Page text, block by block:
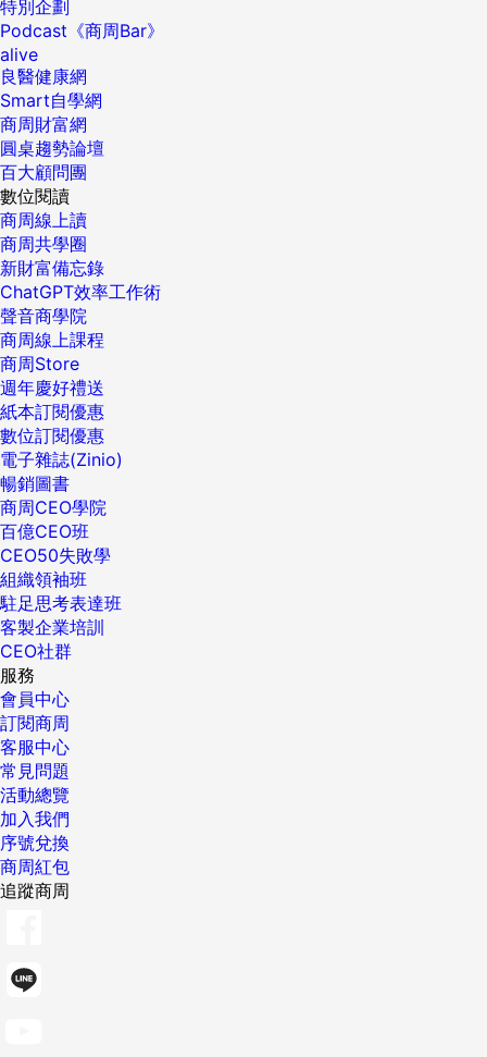
特別企劃
Podcast《商周Bar》
alive
良醫健康網
Smart自學網
商周財富網
圓桌趨勢論壇
百大顧問團
數位閱讀
商周線上讀
商周共學圈
新財富備忘錄
ChatGPT效率工作術
聲音商學院
商周線上課程
商周Store
週年慶好禮送
紙本訂閱優惠
數位訂閱優惠
電子雜誌(Zinio)
暢銷圖書
商周CEO學院
百億CEO班
CEO50失敗學
組織領袖班
駐足思考表達班
客製企業培訓
CEO社群
服務
會員中心
訂閱商周
客服中心
常見問題
活動總覽
加入我們
序號兌換
商周紅包
追蹤商周